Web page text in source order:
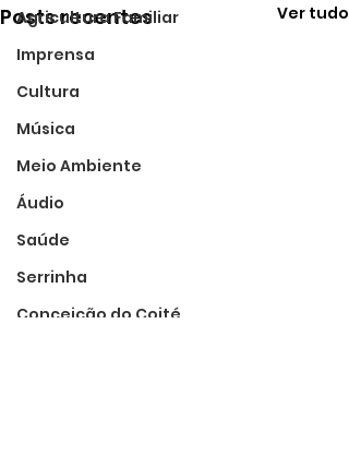
Agricultura Familiar
Imprensa
Cultura
Música
Meio Ambiente
Áudio
Saúde
Serrinha
Conceição do Coité
Posts recentes Ver tudo